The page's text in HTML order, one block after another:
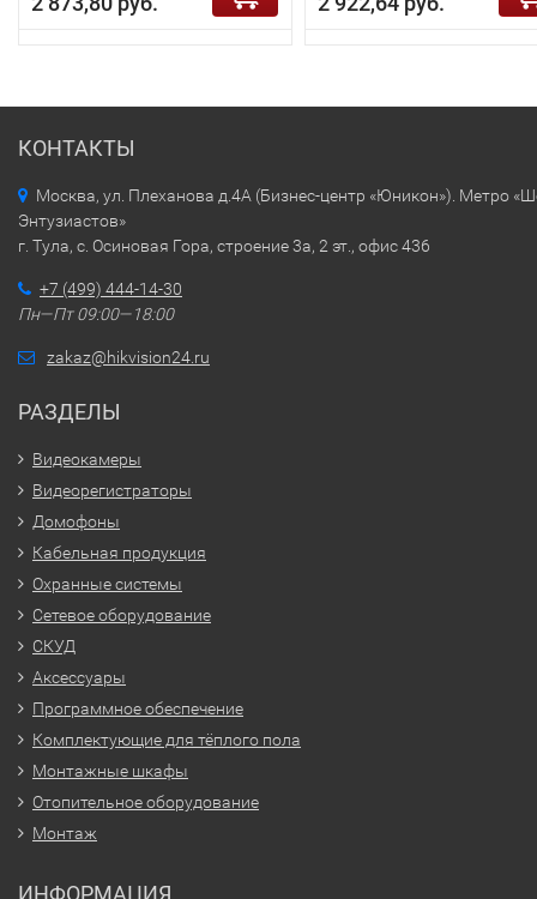
КОНТАКТЫ
Москва, ул. Плеханова д.4А (Бизнес-центр «Юникон»). Метро
Энтузиастов»
г. Тула, с. Осиновая Гора, строение 3а, 2 эт., офис 436
+7 (499) 444-14-30
Пн—Пт 09:00—18:00
zakaz@hikvision24.ru
РАЗДЕЛЫ
Видеокамеры
Видеорегистраторы
Домофоны
Кабельная продукция
Охранные системы
Сетевое оборудование
СКУД
Аксессуары
Программное обеспечение
Комплектующие для тёплого пола
Монтажные шкафы
Отопительное оборудование
Монтаж
ИНФОРМАЦИЯ